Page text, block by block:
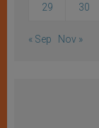
29 30
« Sep Nov »